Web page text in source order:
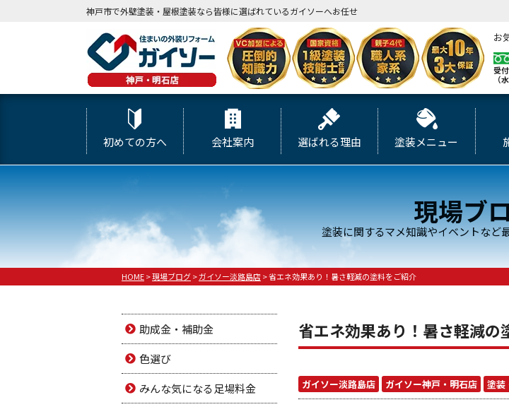
神戸市で外壁塗装・屋根塗装なら皆様に選ばれているガイソーへお任せ
お
受
（
初めての方へ 会社案内 選ばれる理由 塗装メニュー
現場ブ
塗装に関するマメ知識やイベントなど
HOME>現場ブログ>ガイソー淡路島店>省エネ効果あり！暑さ軽減の塗料をご紹介
省エネ効果あり！暑さ軽減の
ガイソー淡路島店 ガイソー神戸・明石店 塗装
助成金・補助金
色選び
みんな気になる足場料金